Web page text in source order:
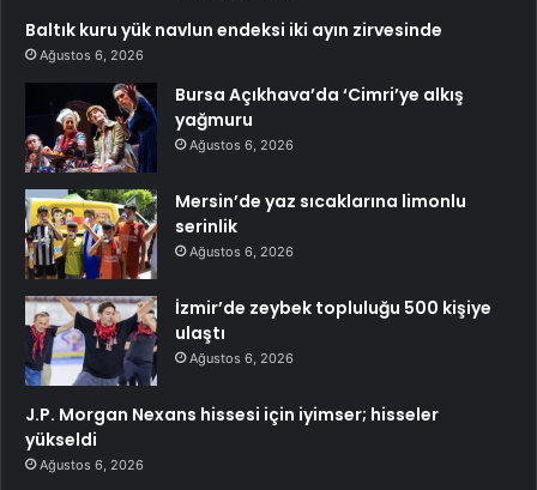
Baltık kuru yük navlun endeksi iki ayın zirvesinde
Ağustos 6, 2026
Bursa Açıkhava’da ‘Cimri’ye alkış
yağmuru
Ağustos 6, 2026
Mersin’de yaz sıcaklarına limonlu
serinlik
Ağustos 6, 2026
İzmir’de zeybek topluluğu 500 kişiye
ulaştı
Ağustos 6, 2026
J.P. Morgan Nexans hissesi için iyimser; hisseler
yükseldi
Ağustos 6, 2026